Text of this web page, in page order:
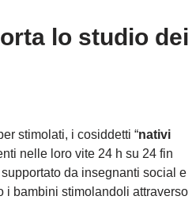
lo studio dei
stimolati, i cosiddetti “nativi
nelle loro vite 24 h su 24 fin
da insegnanti social e
i bambini stimolandoli attraverso